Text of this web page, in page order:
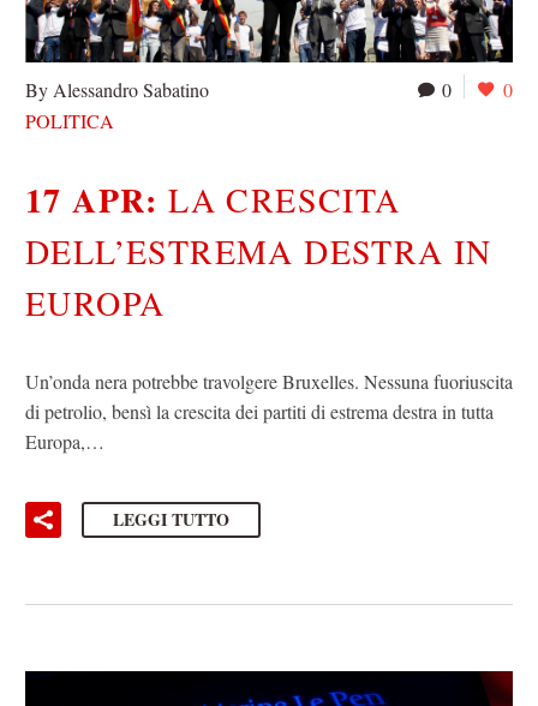
0 0
By Alessandro Sabatino
POLITICA
17 APR:LA CRESCITA
DELL’ESTREMA DESTRA IN
EUROPA
Un’onda nera potrebbe travolgere Bruxelles. Nessuna fuoriuscita
di petrolio, bensì la crescita dei partiti di estrema destra in tutta
Europa,…
LEGGI TUTTO